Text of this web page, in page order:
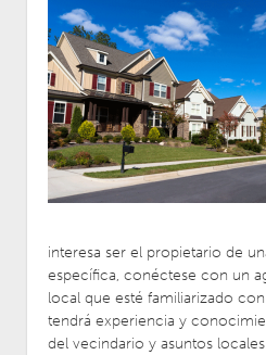
interesa ser el propietario de
específica, conéctese con un
local que esté familiarizado
tendrá experiencia y
del vecindario y asuntos